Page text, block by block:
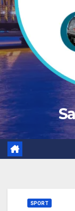
SPORT